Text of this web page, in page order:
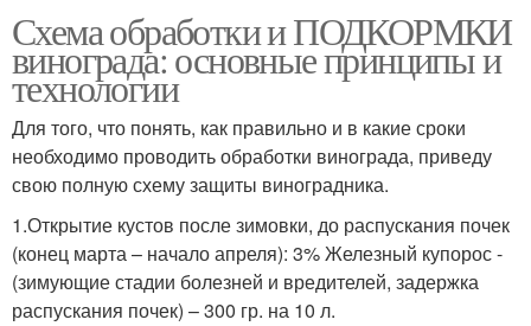
Схема обработки и ПОДКОРМКИ
винограда: основные принципы и
технологии
Для того, что понять, как правильно и в какие сроки
необходимо проводить обработки винограда, приведу
свою полную схему защиты виноградника.
1.Открытие кустов после зимовки, до распускания почек
(конец марта – начало апреля): 3% Железный купорос -
(зимующие стадии болезней и вредителей, задержка
распускания почек) – 300 гр. на 10 л.